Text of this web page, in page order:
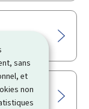
sans
et
non